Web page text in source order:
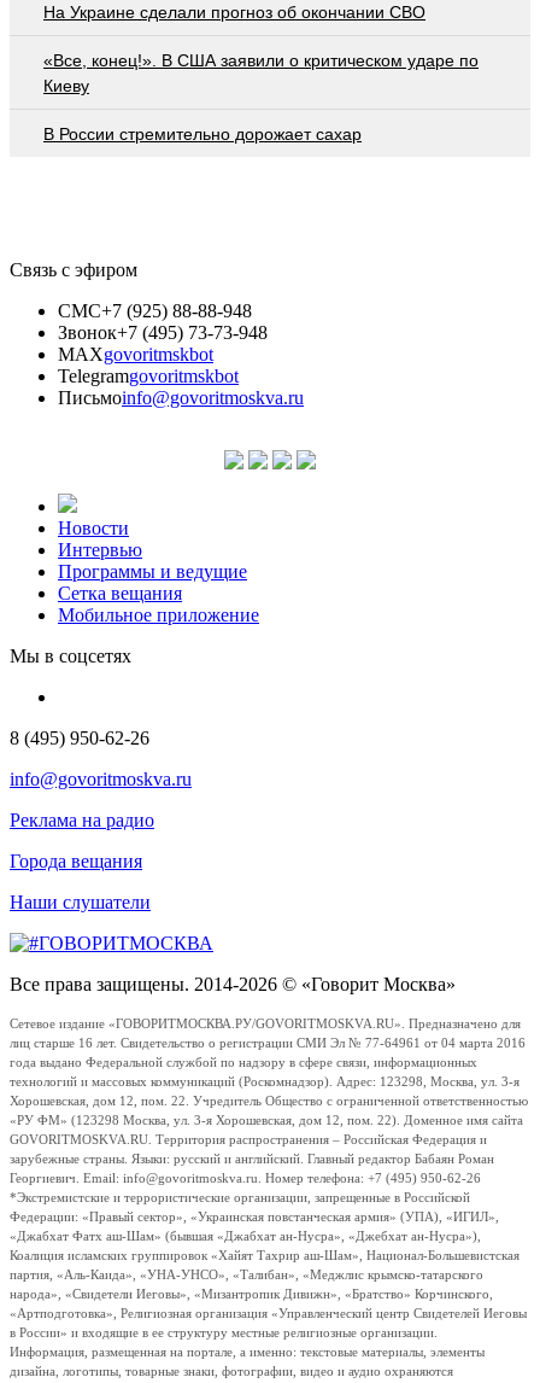
На Украине сделали прогноз об окончании СВО
«Все, конец!». В США заявили о критическом ударе по
Киеву
В России стремительно дорожает сахар
Связь с эфиром
СМС+7 (925) 88-88-948
Звонок+7 (495) 73-73-948
MAXgovoritmskbot
Telegramgovoritmskbot
Письмоinfo@govoritmoskva.ru
Новости
Интервью
Программы и ведущие
Сетка вещания
Мобильное приложение
Мы в соцсетях
8 (495) 950-62-26
info@govoritmoskva.ru
Реклама на радио
Города вещания
Наши слушатели
Все права защищены. 2014-2026 © «Говорит Москва»
Сетевое издание «ГОВОРИТМОСКВА.РУ/GOVORITMOSKVA.RU». Предназначено для
лиц старше 16 лет. Свидетельство о регистрации СМИ Эл № 77-64961 от 04 марта 2016
года выдано Федеральной службой по надзору в сфере связи, информационных
технологий и массовых коммуникаций (Роскомнадзор). Адрес: 123298, Москва, ул. 3-я
Хорошевская, дом 12, пом. 22. Учредитель Общество с ограниченной ответственностью
«РУ ФМ» (123298 Москва, ул. 3-я Хорошевская, дом 12, пом. 22). Доменное имя сайта
GOVORITMOSKVA.RU. Территория распространения – Российская Федерация и
зарубежные страны. Языки: русский и английский. Главный редактор Бабаян Роман
Георгиевич. Email: info@govoritmoskva.ru. Номер телефона: +7 (495) 950-62-26
*Экстремистские и террористические организации, запрещенные в Российской
Федерации: «Правый сектор», «Украинская повстанческая армия» (УПА), «ИГИЛ»,
«Джабхат Фатх аш-Шам» (бывшая «Джабхат ан-Нусра», «Джебхат ан-Нусра»),
Коалиция исламских группировок «Хайят Тахрир аш-Шам», Национал-Большевистская
партия, «Аль-Каида», «УНА-УНСО», «Талибан», «Меджлис крымско-татарского
народа», «Свидетели Иеговы», «Мизантропик Дивижн», «Братство» Корчинского,
«Артподготовка», Религиозная организация «Управленческий центр Свидетелей Иеговы
в России» и входящие в ее структуру местные религиозные организации.
Информация, размещенная на портале, а именно: текстовые материалы, элементы
дизайна, логотипы, товарные знаки, фотографии, видео и аудио охраняются